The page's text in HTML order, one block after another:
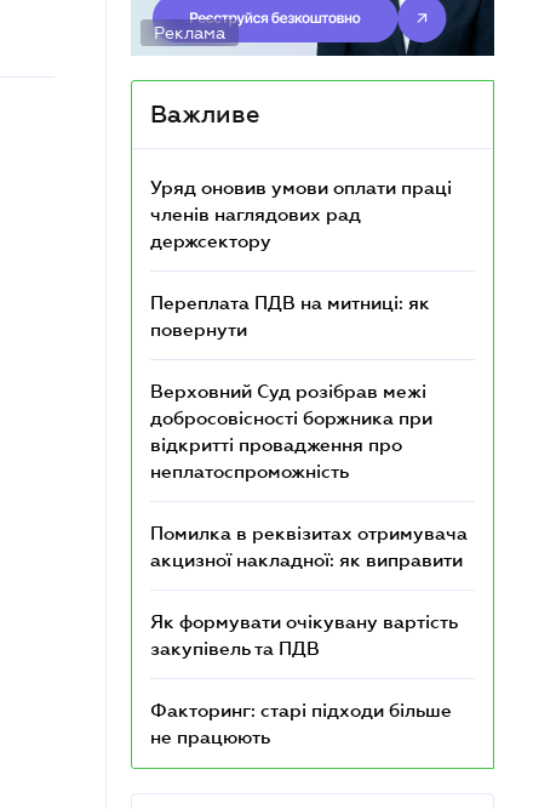
Реклама
Важливе
Уряд оновив умови оплати праці
членів наглядових рад
держсектору
Переплата ПДВ на митниці: як
повернути
Верховний Суд розібрав межі
добросовісності боржника при
відкритті провадження про
неплатоспроможність
Помилка в реквізитах отримувача
акцизної накладної: як виправити
Як формувати очікувану вартість
закупівель та ПДВ
Факторинг: старі підходи більше
не працюють